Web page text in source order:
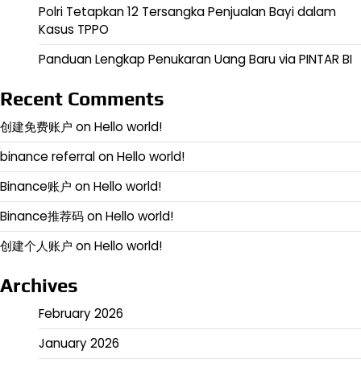
Polri Tetapkan 12 Tersangka Penjualan Bayi dalam
Kasus TPPO
Panduan Lengkap Penukaran Uang Baru via PINTAR BI
Recent Comments
创建免费账户 onHello world!
binance referralonHello world!
Binance账户 onHello world!
Binance推荐码onHello world!
创建个人账户 onHello world!
Archives
February 2026
January 2026